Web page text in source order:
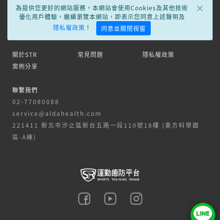
×
為提供您更好的網站服務，本網站會使用Cookies及其他技術
優化用戶體驗，繼續瀏覽本網站，即表示您同意上述聲明及
隱私權政策 ！ 同意並關閉視窗
關於STR 常見問題
隱私權政策
案例分享
聯繫我們
02-77080088
service@aldahealth.com
221411 新北市汐止區新台五路一段110號18樓 (東方科學園
區-A棟)